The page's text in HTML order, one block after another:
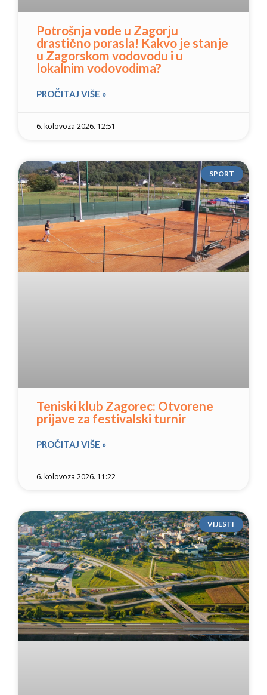
Potrošnja vode u Zagorju
drastično porasla! Kakvo je stanje
u Zagorskom vodovodu i u
lokalnim vodovodima?
PROČITAJ VIŠE »
6. kolovoza 2026. 12:51
SPORT
Teniski klub Zagorec: Otvorene
prijave za festivalski turnir
PROČITAJ VIŠE »
6. kolovoza 2026. 11:22
VIJESTI